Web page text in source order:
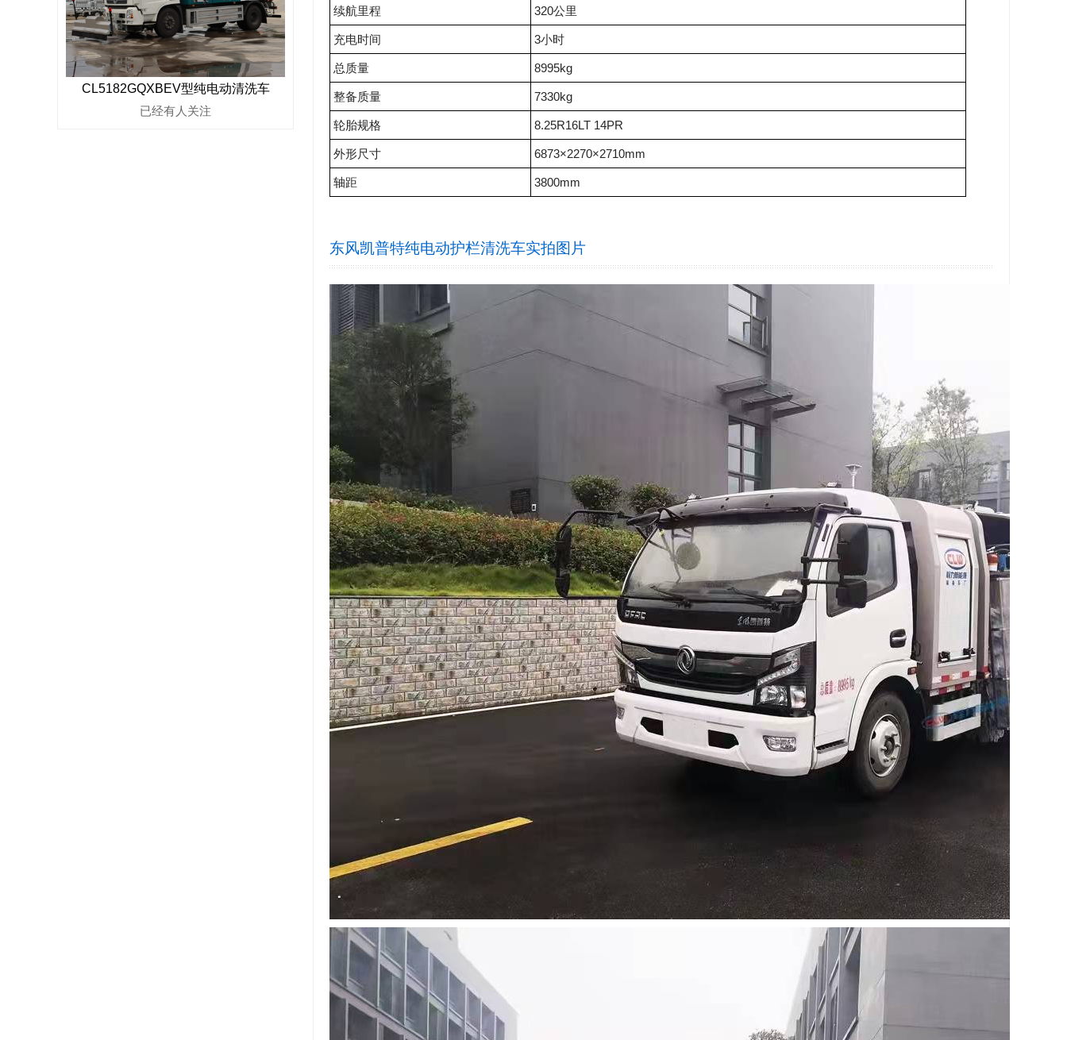
续航里程 320公里
充电时间 3小时
总质量 8995kg
整备质量 7330kg
轮胎规格 8.25R16LT 14PR
外形尺寸 6873×2270×2710mm
轴距 3800mm
东风凯普特纯电动护栏清洗车实拍图片
CL5182GQXBEV型纯电动清洗车
已经有人关注